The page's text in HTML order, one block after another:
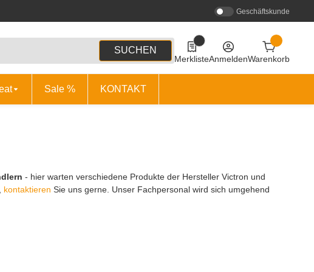
Geschäftskunde
SUCHEN
0 Produkte in der Liste
MerklisteAnmeldenWarenkorb
Sale % KONTAKT
- hier warten verschiedene Produkte der Hersteller Victron und
kontaktieren Sie uns gerne. Unser Fachpersonal wird sich umgehend